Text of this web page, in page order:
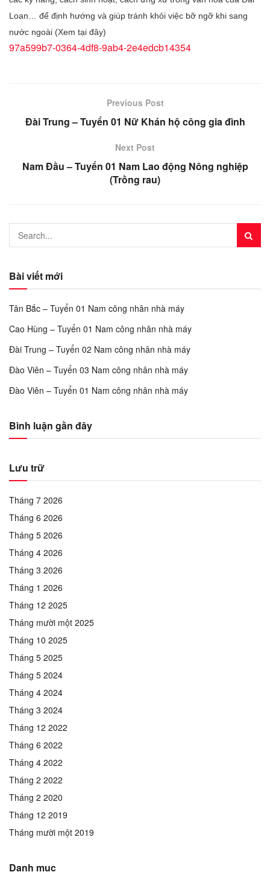
Loan… để định hướng và giúp tránh khỏi việc bỡ ngỡ khi sang
nước ngoài (Xem tại đây)
97a599b7-0364-4df8-9ab4-2e4edcb14354
Previous Post
Đài Trung – Tuyển 01 Nữ Khán hộ công gia đình
Next Post
Nam Đầu – Tuyển 01 Nam Lao động Nông nghiệp
(Trồng rau)
Bài viết mới
Tân Bắc – Tuyển 01 Nam công nhân nhà máy
Cao Hùng – Tuyển 01 Nam công nhân nhà máy
Đài Trung – Tuyển 02 Nam công nhân nhà máy
Đào Viên – Tuyển 03 Nam công nhân nhà máy
Đào Viên – Tuyển 01 Nam công nhân nhà máy
Bình luận gần đây
Lưu trữ
Tháng 7 2026
Tháng 6 2026
Tháng 5 2026
Tháng 4 2026
Tháng 3 2026
Tháng 1 2026
Tháng 12 2025
Tháng mười một 2025
Tháng 10 2025
Tháng 5 2025
Tháng 5 2024
Tháng 4 2024
Tháng 3 2024
Tháng 12 2022
Tháng 6 2022
Tháng 4 2022
Tháng 2 2022
Tháng 2 2020
Tháng 12 2019
Tháng mười một 2019
Danh mục